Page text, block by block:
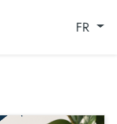
FR